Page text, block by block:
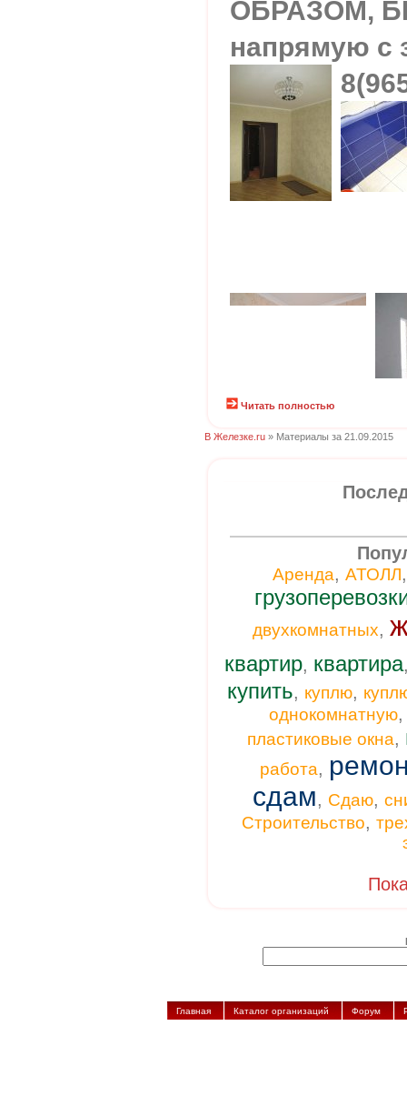
ОБРАЗОМ,
напрямую с
Читать полностью
В Железке.ru » Материалы за 21.09.2015
Аренда, АТОЛЛ
двухкомнатных,
квартир, квартира
купить, куплю,
однокомнатную
пластиковые окна,
работа,
сдам, Сдаю,
Строительство,
Главная Каталог организаций Форум